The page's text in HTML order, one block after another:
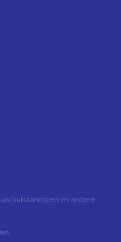
bulkaankopen en andere